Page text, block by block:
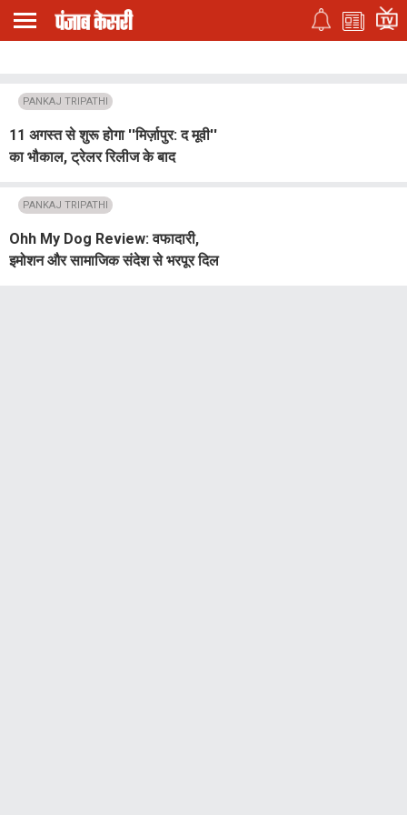
PANKAJ TRIPATHI
11 अगस्त से शुरू होगा ''मिर्ज़ापुर: द मूवी''
का भौकाल, ट्रेलर रिलीज के बाद
PANKAJ TRIPATHI
Ohh My Dog Review: वफादारी,
इमोशन और सामाजिक संदेश से भरपूर दिल